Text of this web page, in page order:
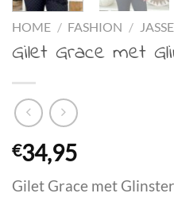
HOME / FASHION /
Gilet Grace met
€34,95
Gilet Grace met